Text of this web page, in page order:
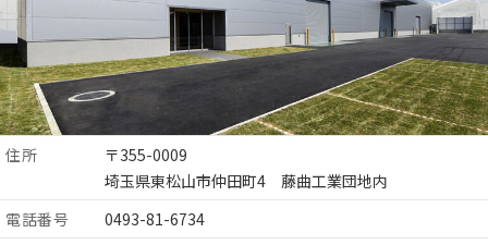
住所
〒355-0009
埼玉県東松山市仲田町4 藤曲工業団地内
電話番号
0493-81-6734